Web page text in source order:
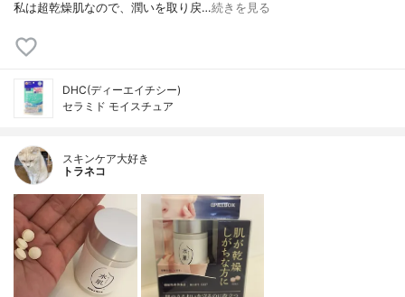
私は超乾燥肌なので、潤いを取り戻…続きを見る
DHC(ディーエイチシー)
セラミド モイスチュア
スキンケア大好き
トラネコ